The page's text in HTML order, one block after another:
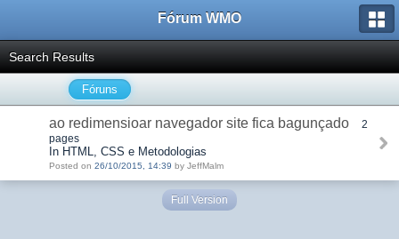
Fórum WMO
Search Results
Fóruns
ao redimensioar navegador site fica bagunçado
2
pages
In HTML, CSS e Metodologias
Posted on 26/10/2015, 14:39 by JeffMalm
Full Version